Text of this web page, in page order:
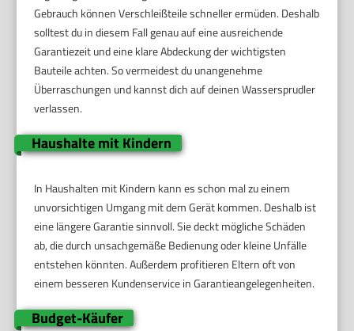
Gebrauch können Verschleißteile schneller ermüden. Deshalb
solltest du in diesem Fall genau auf eine ausreichende
Garantiezeit und eine klare Abdeckung der wichtigsten
Bauteile achten. So vermeidest du unangenehme
Überraschungen und kannst dich auf deinen Wassersprudler
verlassen.
Haushalte mit Kindern
In Haushalten mit Kindern kann es schon mal zu einem
unvorsichtigen Umgang mit dem Gerät kommen. Deshalb ist
eine längere Garantie sinnvoll. Sie deckt mögliche Schäden
ab, die durch unsachgemäße Bedienung oder kleine Unfälle
entstehen könnten. Außerdem profitieren Eltern oft von
einem besseren Kundenservice in Garantieangelegenheiten.
Budget-Käufer